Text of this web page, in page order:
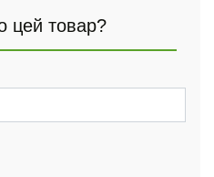
цей товар?